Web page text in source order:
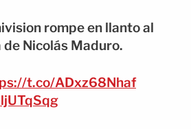
rompe en llanto al
Nicolás Maduro.
t.co/ADxz68Nhaf